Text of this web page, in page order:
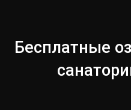
Бесплатные